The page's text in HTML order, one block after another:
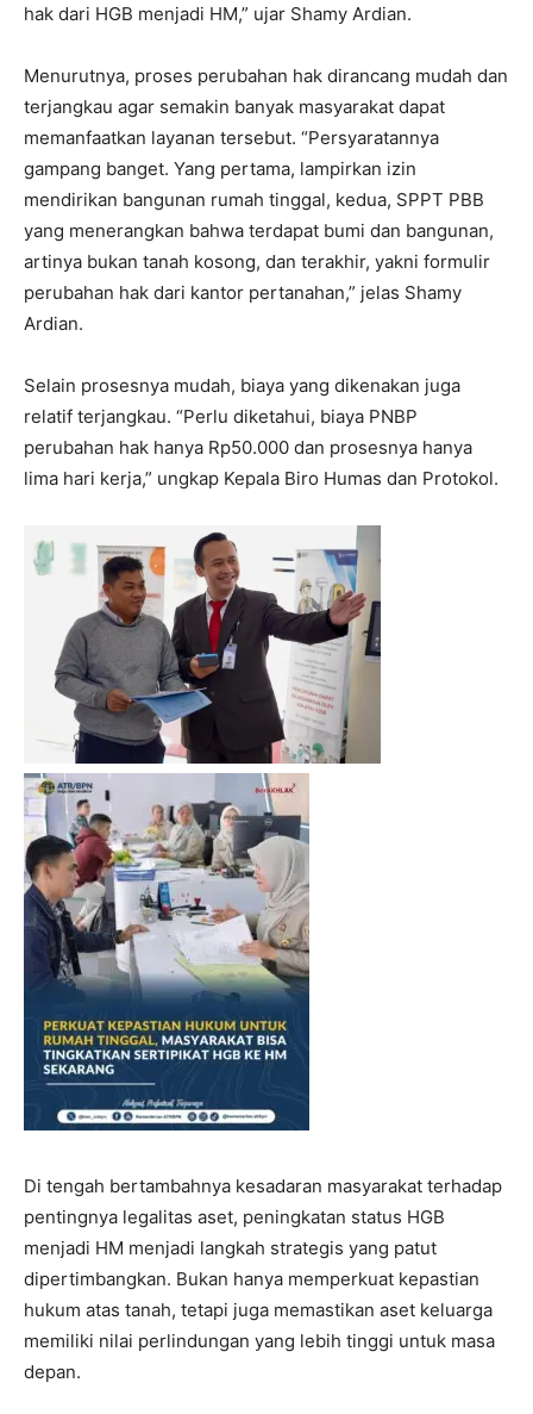
hak dari HGB menjadi HM,” ujar Shamy Ardian.
Menurutnya, proses perubahan hak dirancang mudah dan
terjangkau agar semakin banyak masyarakat dapat
memanfaatkan layanan tersebut. “Persyaratannya
gampang banget. Yang pertama, lampirkan izin
mendirikan bangunan rumah tinggal, kedua, SPPT PBB
yang menerangkan bahwa terdapat bumi dan bangunan,
artinya bukan tanah kosong, dan terakhir, yakni formulir
perubahan hak dari kantor pertanahan,” jelas Shamy
Ardian.
Selain prosesnya mudah, biaya yang dikenakan juga
relatif terjangkau. “Perlu diketahui, biaya PNBP
perubahan hak hanya Rp50.000 dan prosesnya hanya
lima hari kerja,” ungkap Kepala Biro Humas dan Protokol.
Di tengah bertambahnya kesadaran masyarakat terhadap
pentingnya legalitas aset, peningkatan status HGB
menjadi HM menjadi langkah strategis yang patut
dipertimbangkan. Bukan hanya memperkuat kepastian
hukum atas tanah, tetapi juga memastikan aset keluarga
memiliki nilai perlindungan yang lebih tinggi untuk masa
depan.